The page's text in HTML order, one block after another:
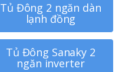
Tủ Đông 2 ngăn dàn
lạnh đồng
Tủ Đông Sanaky 2
ngăn inverter